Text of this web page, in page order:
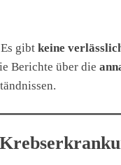
gibt keine
Berichte über die